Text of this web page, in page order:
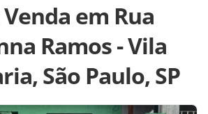
Venda em Rua
Ramos - Vila
São Paulo, SP